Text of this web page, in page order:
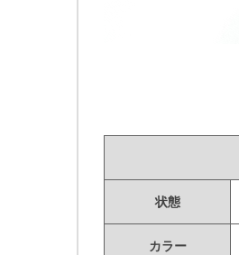
状態
カラー